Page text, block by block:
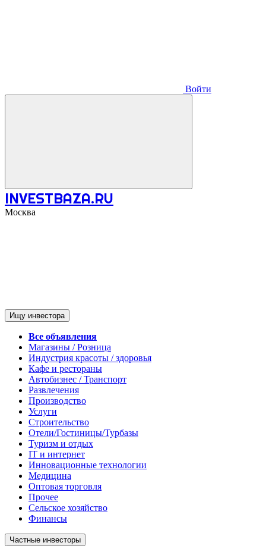
Войти
INVESTBAZA.RU
Москва
Ищу инвестора
Все объявления
Магазины / Розница
Индустрия красоты / здоровья
Кафе и рестораны
Автобизнес / Транспорт
Развлечения
Производство
Услуги
Строительство
Отели/Гостиницы/Турбазы
Туризм и отдых
IT и интернет
Инновационные технологии
Медицина
Оптовая торговля
Прочее
Сельское хозяйство
Финансы
Частные инвесторы